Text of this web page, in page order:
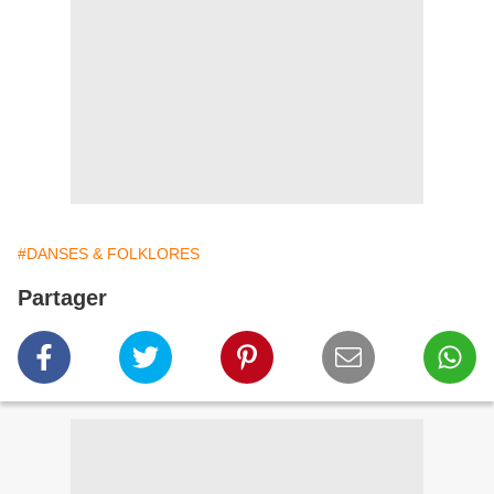
#DANSES & FOLKLORES
Partager